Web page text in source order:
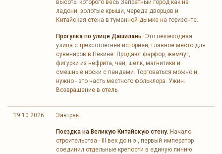
высоты которого весь Запретный город как на
ладони: золотые крыши, череда дворцов и
Китайская стена в туманной дымке на горизонте.
Прогулка по улице Дашилань . Это пешеходная
улица с трёхсотлетней историей, главное место для
сувениров в Пекине. Продают фарфор, жемчуг,
фигурки из нефрита, чай, шёлк, магнитики и
смешные носки с пандами. Торговаться можно и
нужно - это часть местного фольклора. Ужин.
Возвращение в отель.
19.10.2026 Завтрак.
Поездка на Великую Китайскую стену. Начало
строительства - III век до н.э., первый император
соединил отдельные крепости в единую линию